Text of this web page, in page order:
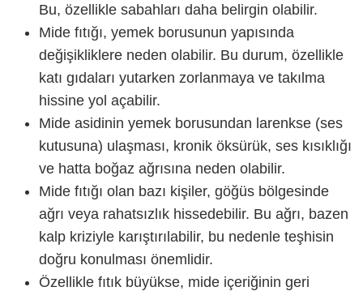
Bu, özellikle sabahları daha belirgin olabilir.
Mide fıtığı, yemek borusunun yapısında
değişikliklere neden olabilir. Bu durum, özellikle
katı gıdaları yutarken zorlanmaya ve takılma
hissine yol açabilir.
Mide asidinin yemek borusundan larenkse (ses
kutusuna) ulaşması, kronik öksürük, ses kısıklığı
ve hatta boğaz ağrısına neden olabilir.
Mide fıtığı olan bazı kişiler, göğüs bölgesinde
ağrı veya rahatsızlık hissedebilir. Bu ağrı, bazen
kalp kriziyle karıştırılabilir, bu nedenle teşhisin
doğru konulması önemlidir.
Özellikle fıtık büyükse, mide içeriğinin geri